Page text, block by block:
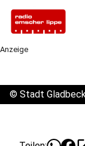
Anzeige
© Stadt